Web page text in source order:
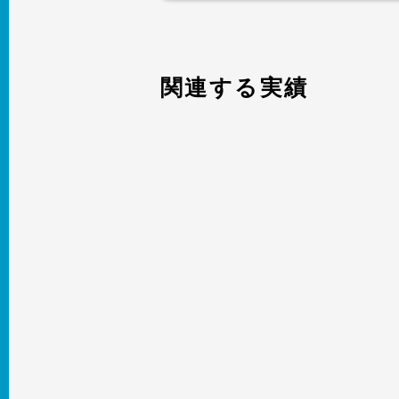
関連する実績